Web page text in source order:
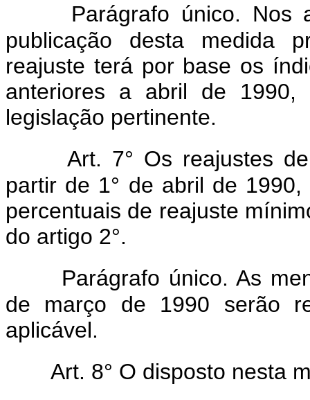
Parágrafo único. Nos
publicação desta medida
reajuste terá por base os
anteriores a abril de 1990,
legislação pertinente.
Art. 7° Os reajustes
partir de 1° de abril de
percentuais de reajuste
do artigo 2°.
Parágrafo único. As
de março de 1990 serão
aplicável.
Art. 8° O disposto nesta